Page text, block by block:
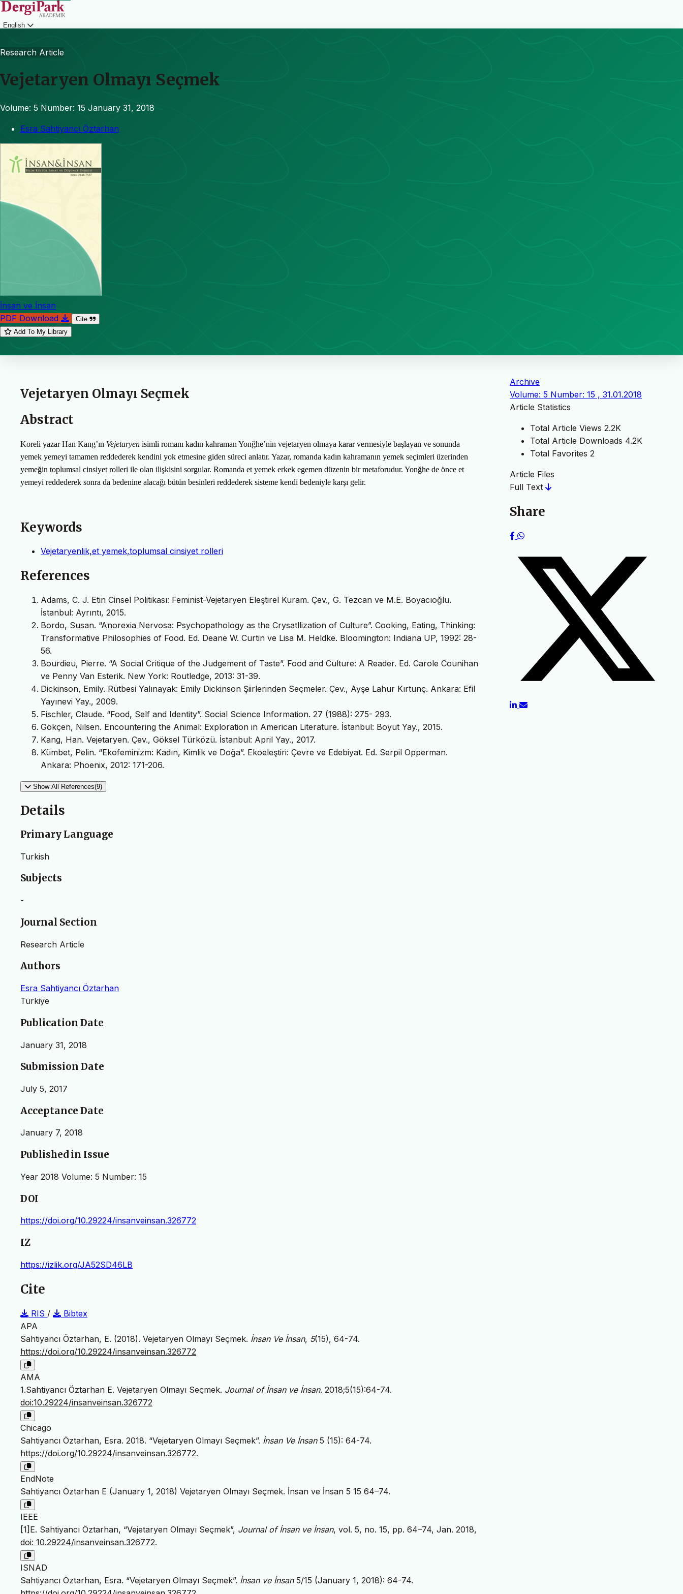
English
Research Article
Vejetaryen Olmayı Seçmek
Volume: 5 Number: 15 January 31, 2018
Esra Sahtiyancı Öztarhan
İnsan ve İnsan
PDF Download
Cite
Add To My Library
Vejetaryen Olmayı Seçmek
Abstract
Koreli yazar Han Kang’ın Vejetaryen isimli romanı kadın kahraman Yonğhe’nin vejetaryen olmaya karar vermesiyle başlayan ve sonunda
yemek yemeyi tamamen reddederek kendini yok etmesine giden süreci anlatır. Yazar, romanda kadın kahramanın yemek seçimleri üzerinden
yemeğin toplumsal cinsiyet rolleri ile olan ilişkisini sorgular. Romanda et yemek erkek egemen düzenin bir metaforudur. Yonğhe de önce et
yemeyi reddederek sonra da bedenine alacağı bütün besinleri reddederek sisteme kendi bedeniyle karşı gelir.
Keywords
Vejetaryenlik,et yemek,toplumsal cinsiyet rolleri
References
Adams, C. J. Etin Cinsel Politikası: Feminist-Vejetaryen Eleştirel Kuram. Çev., G. Tezcan ve M.E. Boyacıoğlu.
İstanbul: Ayrıntı, 2015.
Bordo, Susan. “Anorexia Nervosa: Psychopathology as the Crysatllization of Culture”. Cooking, Eating, Thinking:
Transformative Philosophies of Food. Ed. Deane W. Curtin ve Lisa M. Heldke. Bloomington: Indiana UP, 1992: 28-
56.
Bourdieu, Pierre. “A Social Critique of the Judgement of Taste”. Food and Culture: A Reader. Ed. Carole Counihan
ve Penny Van Esterik. New York: Routledge, 2013: 31-39.
Dickinson, Emily. Rütbesi Yalınayak: Emily Dickinson Şiirlerinden Seçmeler. Çev., Ayşe Lahur Kırtunç. Ankara: Efil
Yayınevi Yay., 2009.
Fischler, Claude. “Food, Self and Identity”. Social Science Information. 27 (1988): 275- 293.
Gökçen, Nilsen. Encountering the Animal: Exploration in American Literature. İstanbul: Boyut Yay., 2015.
Kang, Han. Vejetaryen. Çev., Göksel Türközü. İstanbul: April Yay., 2017.
Kümbet, Pelin. “Ekofeminizm: Kadın, Kimlik ve Doğa”. Ekoeleştiri: Çevre ve Edebiyat. Ed. Serpil Opperman.
Ankara: Phoenix, 2012: 171-206.
Show All References(9)
Details
Primary Language
Turkish
Subjects
-
Journal Section
Research Article
Authors
Esra Sahtiyancı Öztarhan
Türkiye
Publication Date
January 31, 2018
Submission Date
July 5, 2017
Acceptance Date
January 7, 2018
Published in Issue
Year 2018 Volume: 5 Number: 15
DOI
https://doi.org/10.29224/insanveinsan.326772
IZ
https://izlik.org/JA52SD46LB
Cite
RIS /
Bibtex
APA
Sahtiyancı Öztarhan, E. (2018). Vejetaryen Olmayı Seçmek. İnsan Ve İnsan, 5(15), 64-74.
https://doi.org/10.29224/insanveinsan.326772
AMA
1.Sahtiyancı Öztarhan E. Vejetaryen Olmayı Seçmek. Journal of İnsan ve İnsan. 2018;5(15):64-74.
doi:10.29224/insanveinsan.326772
Chicago
Sahtiyancı Öztarhan, Esra. 2018. “Vejetaryen Olmayı Seçmek”. İnsan Ve İnsan5 (15): 64-74.
https://doi.org/10.29224/insanveinsan.326772.
EndNote
Sahtiyancı Öztarhan E (January 1, 2018) Vejetaryen Olmayı Seçmek. İnsan ve İnsan 5 15 64–74.
IEEE
[1]E. Sahtiyancı Öztarhan, “Vejetaryen Olmayı Seçmek”, Journal of İnsan ve İnsan, vol. 5, no. 15, pp. 64–74, Jan. 2018,
doi: 10.29224/insanveinsan.326772.
ISNAD
Sahtiyancı Öztarhan, Esra. “Vejetaryen Olmayı Seçmek”. İnsan ve İnsan5/15 (January 1, 2018): 64-74.
Archive
Volume: 5 Number: 15 , 31.01.2018
Article Statistics
Total Article Views 2.2K
Total Article Downloads 4.2K
Total Favorites 2
Article Files
Full Text
Share